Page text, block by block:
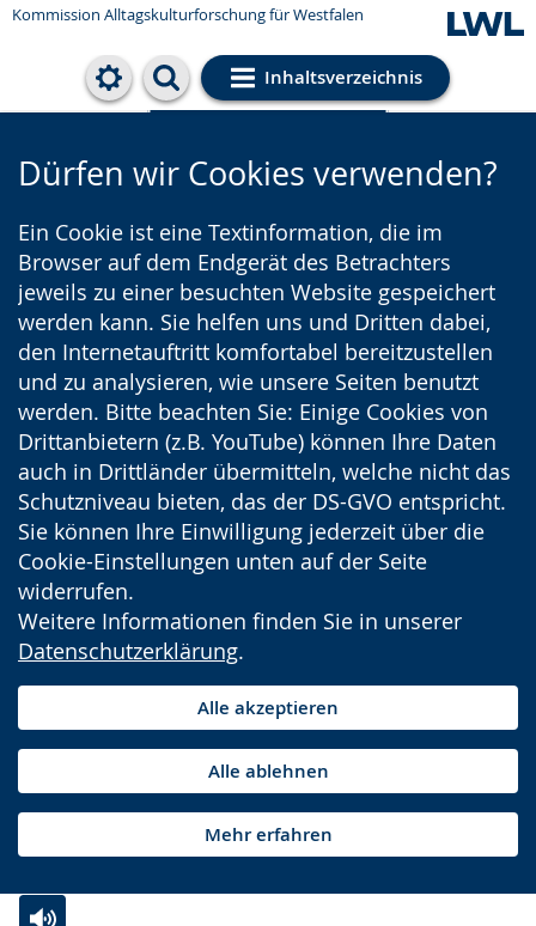
Kommission Alltagskulturforschung für Westfalen
Inhaltsverzeichnis
Cookie-Einstellungen
Dürfen wir Cookies verwenden?
Ein Cookie ist eine Textinformation, die im
Browser auf dem Endgerät des Betrachters
jeweils zu einer besuchten Website gespeichert
werden kann. Sie helfen uns und Dritten dabei,
den Internetauftritt komfortabel bereitzustellen
und zu analysieren, wie unsere Seiten benutzt
werden. Bitte beachten Sie: Einige Cookies von
Drittanbietern (z.B. YouTube) können Ihre Daten
auch in Drittländer übermitteln, welche nicht das
Schutzniveau bieten, das der DS-GVO entspricht.
Sie können Ihre Einwilligung jederzeit über die
Cookie-Einstellungen unten auf der Seite
widerrufen.
Weitere Informationen finden Sie in unserer
Datenschutzerklärung.
Alle akzeptieren
Alle ablehnen
Mehr erfahren